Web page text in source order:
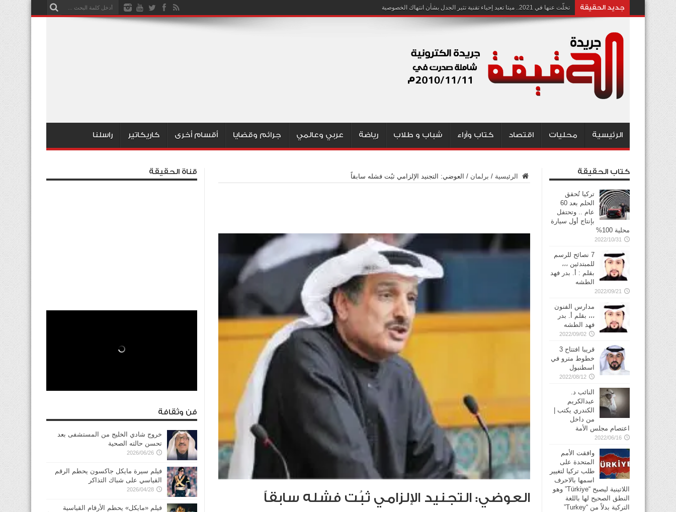
جديد الحقيقة تخلّت عنها في 2021.. ميتا تعيد إحياء تقنية تثير الجدل بشأن انتهاك الخصوصية
الرئيسية محليات اقتصاد كتاب وآراء شباب و طلاب رياضة عربي وعالمي جرائم وقضايا أقسام أخرى كاريكاتير راسلنا
الرئيسية / برلمان / العوضي: التجنيد الإلزامي ثبُت فشله سابقاً
العوضي: التجنيد الإلزامي ثبُت فشله سابقاً
كتاب الحقيقة
تركيا تُحقق
الحلم بعد 60
عام .. وتحتفل
بإنتاج أول سيارة
محلية 100%
2022/10/31
7 نصائح للرسم
للمبتدئين ،،،
بقلم : أ. بدر فهد
الطشه
2022/09/21
مدارس الفنون
،،، بقلم أ. بدر
فهد الطشه
2022/09/02
قريبا افتتاح 3
خطوط مترو في
2022/08/12
النائب د.
عبدالكريم
الكندري يكتب |
من داخل
اعتصام مجلس الأمة
2022/06/16
وافقت الأمم
المتحدة على
طلب تركيا لتغيير
اسمها بالاحرف
اللاتينية ليصبح “Türkiye” وهو
النطق الصحيح لها باللغة
التركية بدلاً من “Turkey”
قناة الحقيقة
فن وثقافة
خروج شادي الخليج من المستشفى بعد
تحسن حالته الصحية
2026/06/26
فيلم سيرة مايكل جاكسون يحطم الرقم
القياسي على شباك التذاكر
2026/04/28
فيلم «مايكل» يحطم الأرقام القياسية